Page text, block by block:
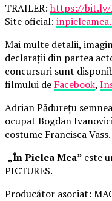
TRAILER:https://bit.ly/
Site oficial:
Mai multe detalii,
declarații din partea
concursuri sunt
filmului de Facebook,
Adrian Pădurețu
ocupat Bogdan
costume Francisca Vass.
„În Pielea Mea” este
PICTURES.
Producător asociat: